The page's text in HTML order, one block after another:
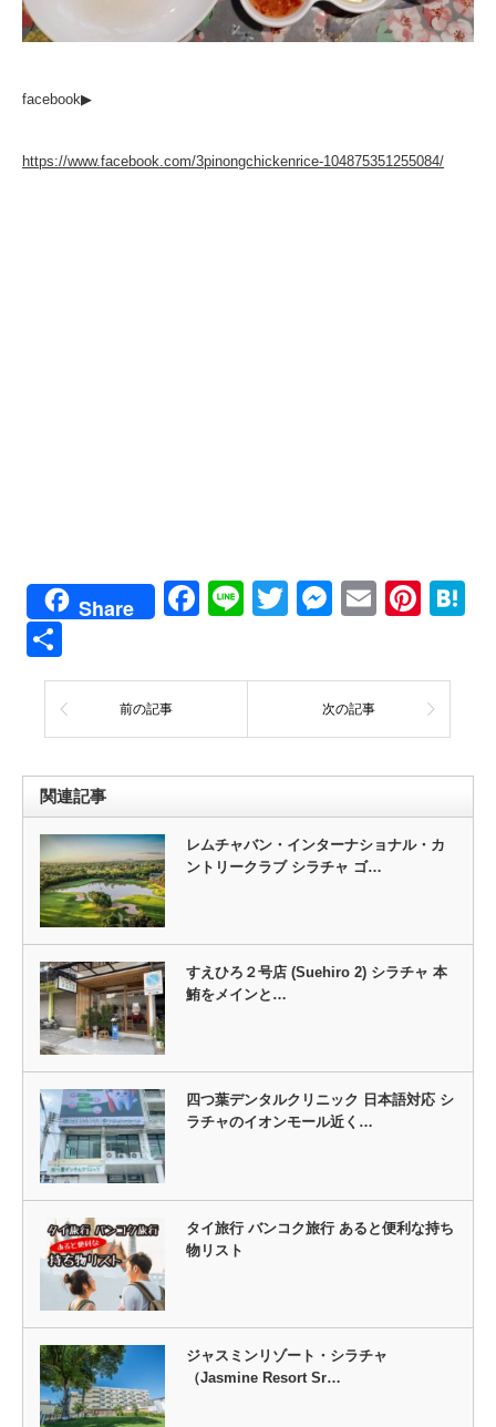
facebook▶
https://www.facebook.com/3pinongchickenrice-104875351255084/
Share Facebook
LineTwitterEmail
有
前の記事 次の記事
関連記事
レムチャバン・インターナショナル・カ
ントリークラブ シラチャ ゴ…
すえひろ２号店 (Suehiro 2) シラチャ 本
鮪をメインと…
四つ葉デンタルクリニック 日本語対応 シ
ラチャのイオンモール近く…
タイ旅行 バンコク旅行 あると便利な持ち
物リスト
ジャスミンリゾート・シラチャ
（Jasmine Resort Sr…